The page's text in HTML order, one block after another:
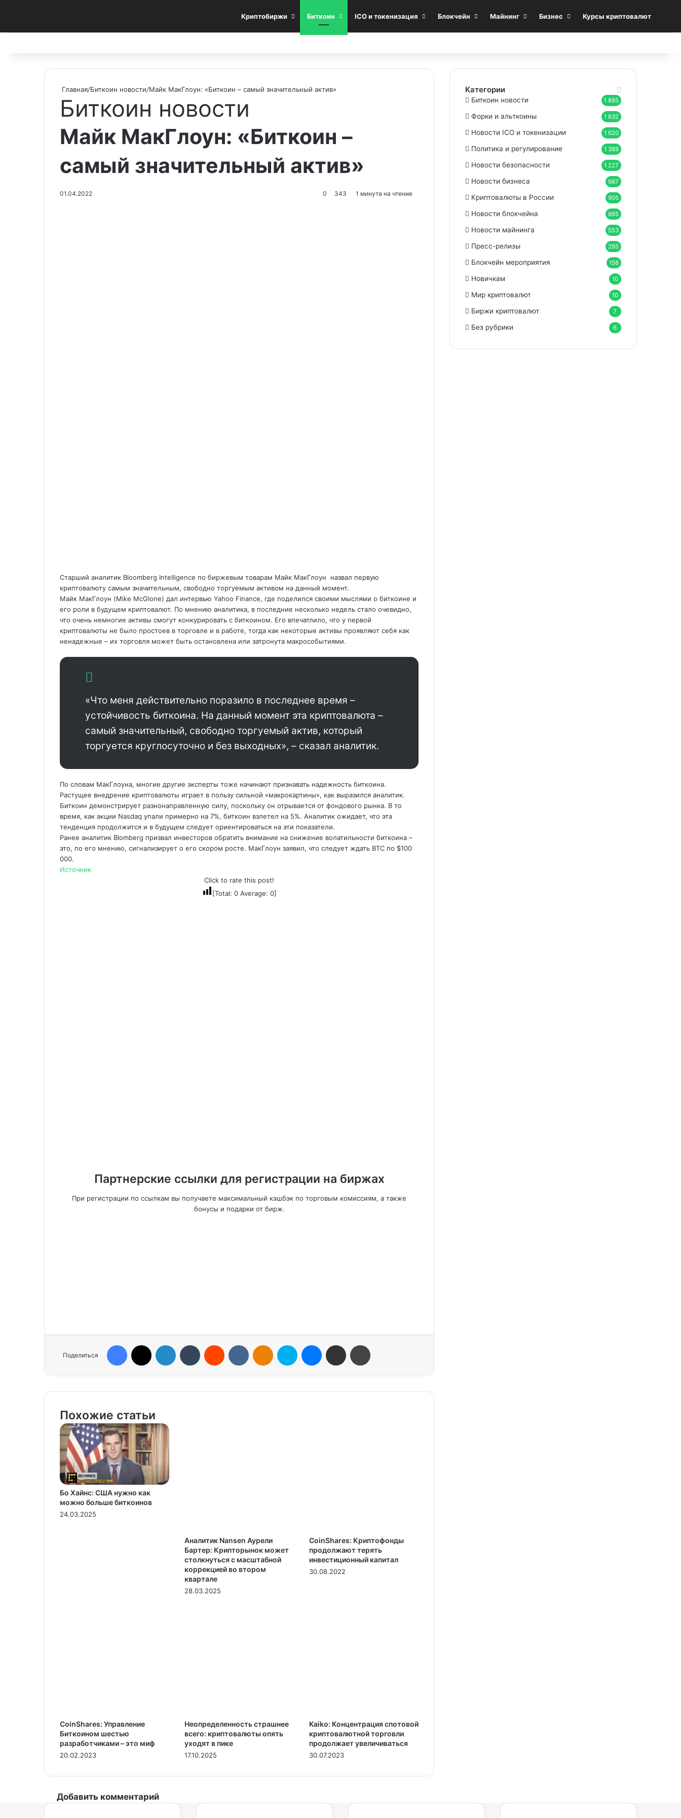
Криптобиржи Биткоин ICO и токенизация Блокчейн Майнинг Бизнес Курсы криптовалют
Главная/Биткоин новости/Майк МакГлоун: «Биткоин – самый значительный актив»
Биткоин новости
Майк МакГлоун: «Биткоин –
самый значительный актив»
01.04.2022 0 343 1 минута на чтение
Старший аналитик Bloomberg Intelligence по биржевым товарам Майк МакГлоун назвал первую
криптовалюту самым значительным, свободно торгуемым активом на данный момент.
Майк МакГлоун (Mike McGlone) дал интервью Yahoo Finance, где поделился своими мыслями о биткоине и
его роли в будущем криптовалют. По мнению аналитика, в последние несколько недель стало очевидно,
что очень немногие активы смогут конкурировать с биткоином. Его впечатлило, что у первой
криптовалюты не было простоев в торговле и в работе, тогда как некоторые активы проявляют себя как
ненадежные – их торговля может быть остановлена или затронута макрособытиями.
«Что меня действительно поразило в последнее время –
устойчивость биткоина. На данный момент эта криптовалюта –
самый значительный, свободно торгуемый актив, который
торгуется круглосуточно и без выходных», – сказал аналитик.
По словам МакГлоуна, многие другие эксперты тоже начинают признавать надежность биткоина.
Растущее внедрение криптовалюты играет в пользу сильной «макрокартины», как выразился аналитик.
Биткоин демонстрирует разнонаправленную силу, поскольку он отрывается от фондового рынка. В то
время, как акции Nasdaq упали примерно на 7%, биткоин взлетел на 5%. Аналитик ожидает, что эта
тенденция продолжится и в будущем следует ориентироваться на эти показатели.
Ранее аналитик Blomberg призвал инвесторов обратить внимание на снижение волатильности биткоина –
это, по его мнению, сигнализирует о его скором росте. МакГлоун заявил, что следует ждать BTC по $100
000.
Источник
Click to rate this post!
[Total: 0Average: 0]
Партнерские ссылки для регистрации на биржах
При регистрации по ссылкам вы получаете максимальный кэшбэк по торговым комиссиям, а также
бонусы и подарки от бирж.
Поделиться
Похожие статьи
Бо Хайнс: США нужно как
можно больше биткоинов
24.03.2025
Аналитик Nansen Аурели
Бартер: Крипторынок может
столкнуться с масштабной
коррекцией во втором
квартале
28.03.2025
CoinShares: Криптофонды
продолжают терять
инвестиционный капитал
30.08.2022
CoinShares: Управление
Биткоином шестью
разработчиками – это миф
20.02.2023
Неопределенность страшнее
всего: криптовалюты опять
уходят в пике
17.10.2025
Kaiko: Концентрация спотовой
криптовалютной торговли
продолжает увеличиваться
30.07.2023
Добавить комментарий
Категории
Биткоин новости 1 885
Форки и альткоины 1 632
Новости ICO и токенизации 1 620
Политика и регулирование 1 389
Новости безопасности 1 227
Новости бизнеса 987
Криптовалюты в России 905
Новости блокчейна 885
Новости майнинга 553
Пресс-релизы 285
Блокчейн мероприятия 158
Новичкам 10
Мир криптовалют 10
Биржи криптовалют 7
Без рубрики 6